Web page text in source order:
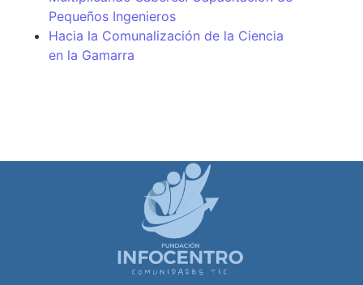
Pequeños Ingenieros
Hacia la Comunalización de la Ciencia
en la Gamarra